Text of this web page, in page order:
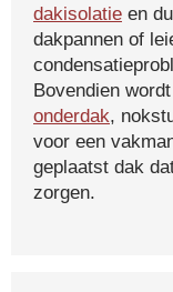
dakisolatie en
dakpannen of
Bovendien
onderdak,
voor een
geplaatst dak
zorgen.